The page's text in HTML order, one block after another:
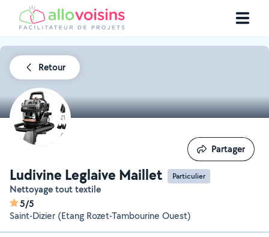
Retour
Ludivine Leglaive Maillet Particulier
Nettoyage tout textile
5/5
Saint-Dizier (Etang Rozet-Tambourine Ouest)
Partager
Partager